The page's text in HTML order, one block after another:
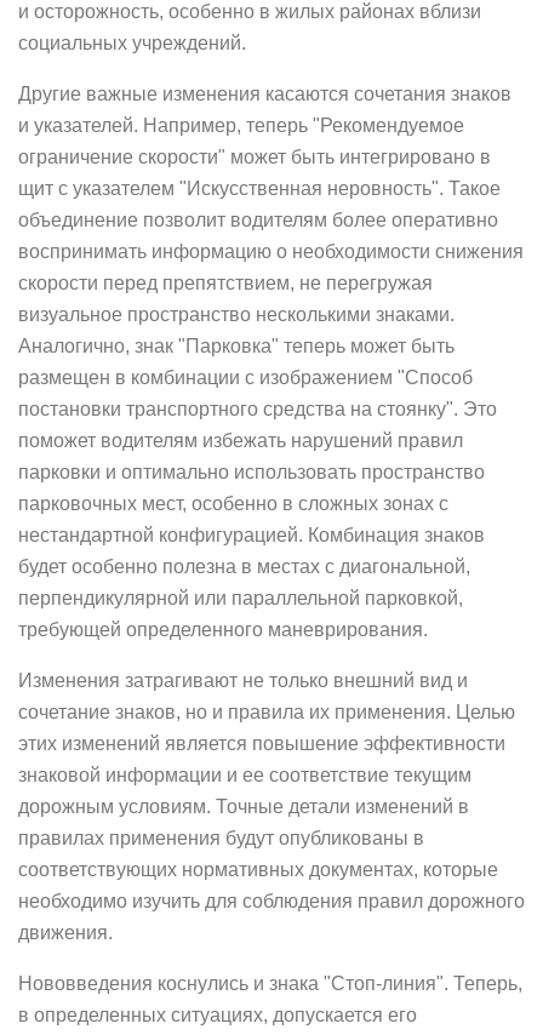
и осторожность, особенно в жилых районах вблизи
социальных учреждений.
Другие важные изменения касаются сочетания знаков
и указателей. Например, теперь "Рекомендуемое
ограничение скорости" может быть интегрировано в
щит с указателем "Искусственная неровность". Такое
объединение позволит водителям более оперативно
воспринимать информацию о необходимости снижения
скорости перед препятствием, не перегружая
визуальное пространство несколькими знаками.
Аналогично, знак "Парковка" теперь может быть
размещен в комбинации с изображением "Способ
постановки транспортного средства на стоянку". Это
поможет водителям избежать нарушений правил
парковки и оптимально использовать пространство
парковочных мест, особенно в сложных зонах с
нестандартной конфигурацией. Комбинация знаков
будет особенно полезна в местах с диагональной,
перпендикулярной или параллельной парковкой,
требующей определенного маневрирования.
Изменения затрагивают не только внешний вид и
сочетание знаков, но и правила их применения. Целью
этих изменений является повышение эффективности
знаковой информации и ее соответствие текущим
дорожным условиям. Точные детали изменений в
правилах применения будут опубликованы в
соответствующих нормативных документах, которые
необходимо изучить для соблюдения правил дорожного
движения.
Нововведения коснулись и знака "Стоп-линия". Теперь,
в определенных ситуациях, допускается его